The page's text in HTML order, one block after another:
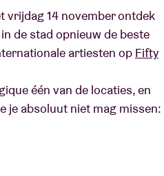
vrijdag 14 november ontdek
de stad opnieuw de beste
artiesten op Fifty
één van de locaties, en
je absoluut niet mag missen: